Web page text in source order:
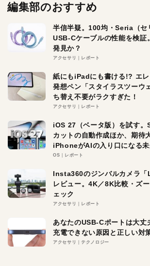
編集部のおすすめ
半信半疑。100均・Seria（セ
USB-Cケーブルの性能を検証
発見か？
アクセサリ レポート
紙にもiPadにも書ける!? エ
発想ペン「スタイラスツーウ
ち替え不要がラクすぎた！
アクセサリ レポート
iOS 27（ベータ版）を試す
カットの自動作成ほか、期待
iPhoneがAIの入り口になる未
OS レポート
Insta360のジンバルカメラ
レビュー。4K／8K比較・ズ
ェック
アクセサリ レポート
あなたのUSB-Cポートは大丈
充電できない原因と正しい対
アクセサリ テクノロジー